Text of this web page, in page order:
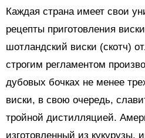
Каждая страна имеет свои
рецепты приготовления
шотландский виски (скотч)
строгим регламентом
дубовых бочках не менее
виски, в свою очередь,
тройной дистилляцией.
изготовленный из кукурузы,